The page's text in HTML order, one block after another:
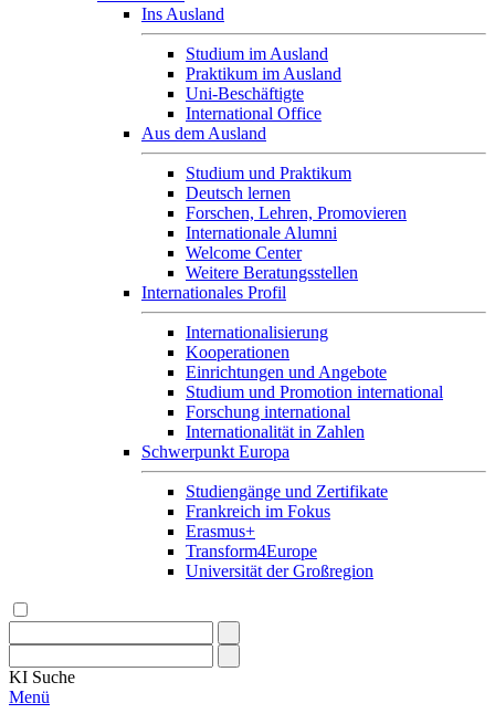
Ins Ausland
Studium im Ausland
Praktikum im Ausland
Uni-Beschäftigte
International Office
Aus dem Ausland
Studium und Praktikum
Deutsch lernen
Forschen, Lehren, Promovieren
Internationale Alumni
Welcome Center
Weitere Beratungsstellen
Internationales Profil
Internationalisierung
Kooperationen
Einrichtungen und Angebote
Studium und Promotion international
Forschung international
Internationalität in Zahlen
Schwerpunkt Europa
Studiengänge und Zertifikate
Frankreich im Fokus
Erasmus+
Transform4Europe
Universität der Großregion
KI Suche
Menü